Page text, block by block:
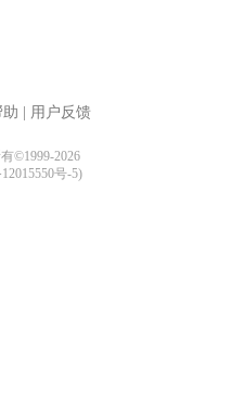
用户反馈
©1999-2026
号-5)